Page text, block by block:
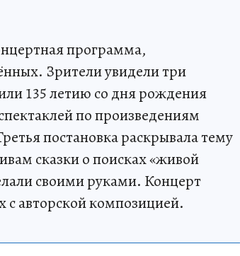
программа,
Зрители увидели три
135 летию со дня рождения
по произведениям
постановка раскрывала тему
сказки о поисках «живой
своими руками. Концерт
авторской композицией.